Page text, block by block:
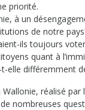
priorité.
à un
de notre
ils toujours
quant à
elle différemment
réalisé par
nombreuses